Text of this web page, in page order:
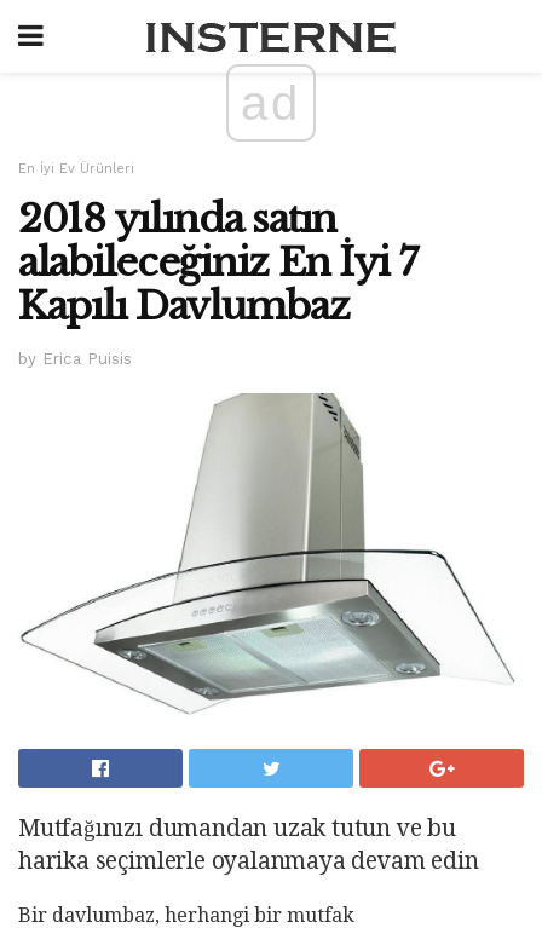
ad
En İyi Ev Ürünleri
2018 yılında satın
alabileceğiniz En İyi 7
Kapılı Davlumbaz
by Erica Puisis
Mutfağınızı dumandan uzak tutun ve bu
harika seçimlerle oyalanmaya devam edin
Bir davlumbaz, herhangi bir mutfak